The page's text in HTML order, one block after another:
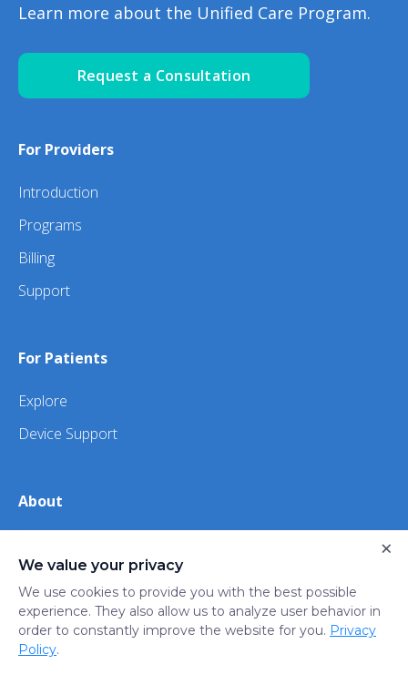
Learn more about the Unified Care Program.
Request a Consultation
For Providers
Introduction
Programs
Billing
Support
For Patients
Explore
Device Support
About
iHealth
Privacy
Policy
Trust
Do not sell or share my
We value your privacy
We use cookies to provide you with the best possible
experience. They also allow us to analyze user behavior in
order to constantly improve the website for you. Privacy
Policy.
×